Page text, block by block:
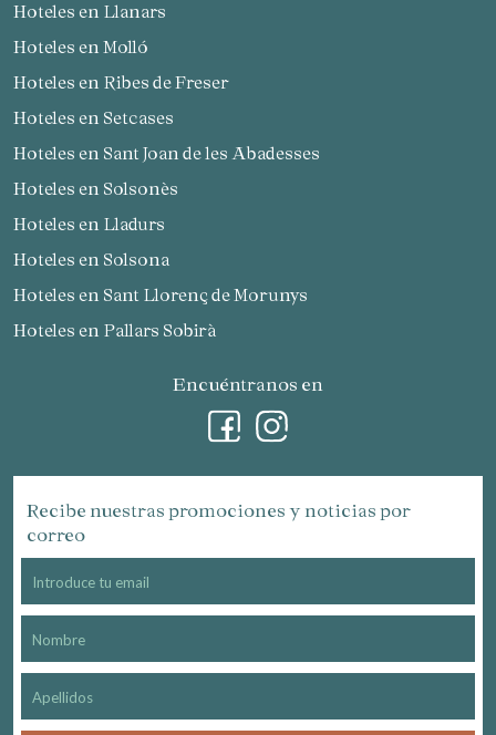
Hoteles en Llanars
Hoteles en Molló
Hoteles en Ribes de Freser
Hoteles en Setcases
Hoteles en Sant Joan de les Abadesses
Hoteles en Solsonès
Hoteles en Lladurs
Hoteles en Solsona
Hoteles en Sant Llorenç de Morunys
Hoteles en Pallars Sobirà
Encuéntranos en
Recibe nuestras promociones y noticias por
correo